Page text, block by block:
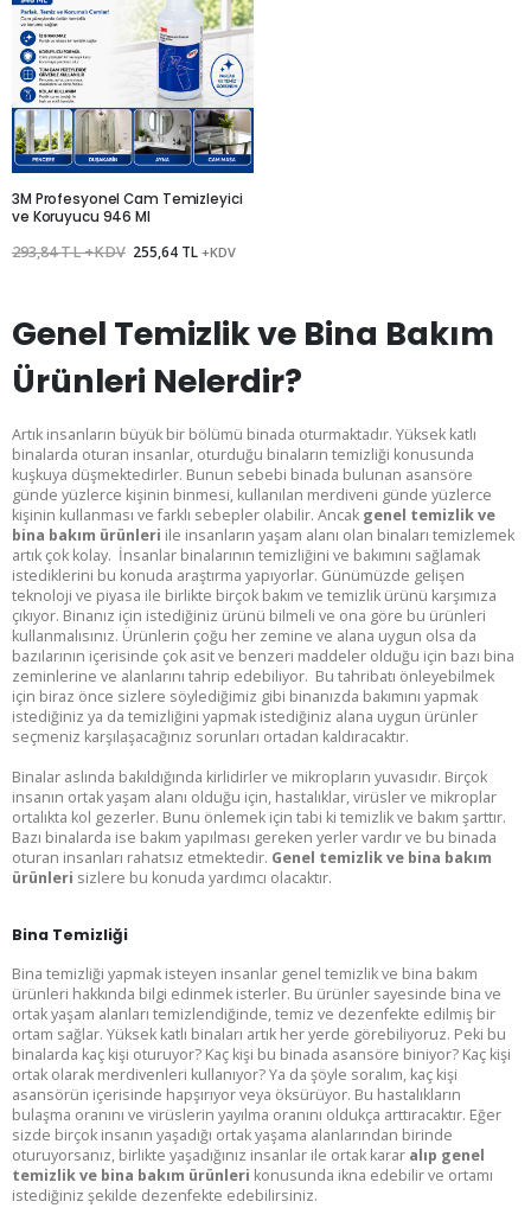
Kurumsal Üye Ol
%30'a
varan indirimlerden yararlan.
Bu ekranı bir daha gösterme
3M Profesyonel Cam Temizleyici
ve Koruyucu 946 Ml
293,84 TL +KDV 255,64 TL +KDV
Genel Temizlik ve Bina Bakım
Ürünleri Nelerdir?
Artık insanların büyük bir bölümü binada oturmaktadır. Yüksek katlı
binalarda oturan insanlar, oturduğu binaların temizliği konusunda
kuşkuya düşmektedirler. Bunun sebebi binada bulunan asansöre
günde yüzlerce kişinin binmesi, kullanılan merdiveni günde yüzlerce
kişinin kullanması ve farklı sebepler olabilir. Ancak genel temizlik ve
bina bakım ürünleri ile insanların yaşam alanı olan binaları temizlemek
artık çok kolay. İnsanlar binalarının temizliğini ve bakımını sağlamak
istediklerini bu konuda araştırma yapıyorlar. Günümüzde gelişen
teknoloji ve piyasa ile birlikte birçok bakım ve temizlik ürünü karşımıza
çıkıyor. Binanız için istediğiniz ürünü bilmeli ve ona göre bu ürünleri
kullanmalısınız. Ürünlerin çoğu her zemine ve alana uygun olsa da
bazılarının içerisinde çok asit ve benzeri maddeler olduğu için bazı bina
zeminlerine ve alanlarını tahrip edebiliyor. Bu tahribatı önleyebilmek
için biraz önce sizlere söylediğimiz gibi binanızda bakımını yapmak
istediğiniz ya da temizliğini yapmak istediğiniz alana uygun ürünler
seçmeniz karşılaşacağınız sorunları ortadan kaldıracaktır.
Binalar aslında bakıldığında kirlidirler ve mikropların yuvasıdır. Birçok
insanın ortak yaşam alanı olduğu için, hastalıklar, virüsler ve mikroplar
ortalıkta kol gezerler. Bunu önlemek için tabi ki temizlik ve bakım şarttır.
Bazı binalarda ise bakım yapılması gereken yerler vardır ve bu binada
oturan insanları rahatsız etmektedir. Genel temizlik ve bina bakım
ürünleri sizlere bu konuda yardımcı olacaktır.
Bina Temizliği
Bina temizliği yapmak isteyen insanlar genel temizlik ve bina bakım
ürünleri hakkında bilgi edinmek isterler. Bu ürünler sayesinde bina ve
ortak yaşam alanları temizlendiğinde, temiz ve dezenfekte edilmiş bir
ortam sağlar. Yüksek katlı binaları artık her yerde görebiliyoruz. Peki bu
binalarda kaç kişi oturuyor? Kaç kişi bu binada asansöre biniyor? Kaç kişi
ortak olarak merdivenleri kullanıyor? Ya da şöyle soralım, kaç kişi
asansörün içerisinde hapşırıyor veya öksürüyor. Bu hastalıkların
bulaşma oranını ve virüslerin yayılma oranını oldukça arttıracaktır. Eğer
sizde birçok insanın yaşadığı ortak yaşama alanlarından birinde
oturuyorsanız, birlikte yaşadığınız insanlar ile ortak karar alıp genel
temizlik ve bina bakım ürünleri konusunda ikna edebilir ve ortamı
istediğiniz şekilde dezenfekte edebilirsiniz.